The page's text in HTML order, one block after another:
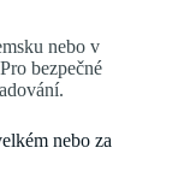
nebo v
bezpečné
nebo za